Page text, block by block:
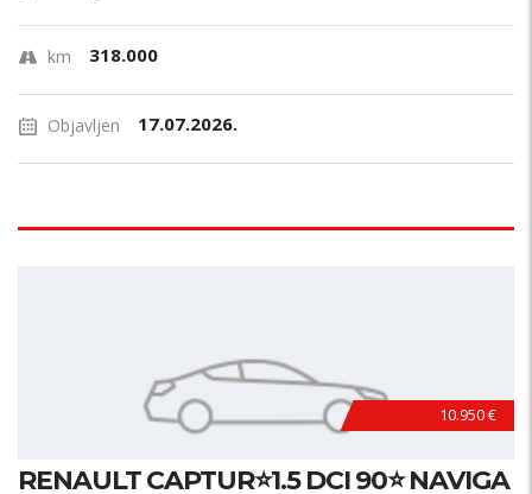
km 318.000
Objavljen 17.07.2026.
10.950 €
RENAULT CAPTUR⭐1.5 DCI 90⭐ NAVIGA